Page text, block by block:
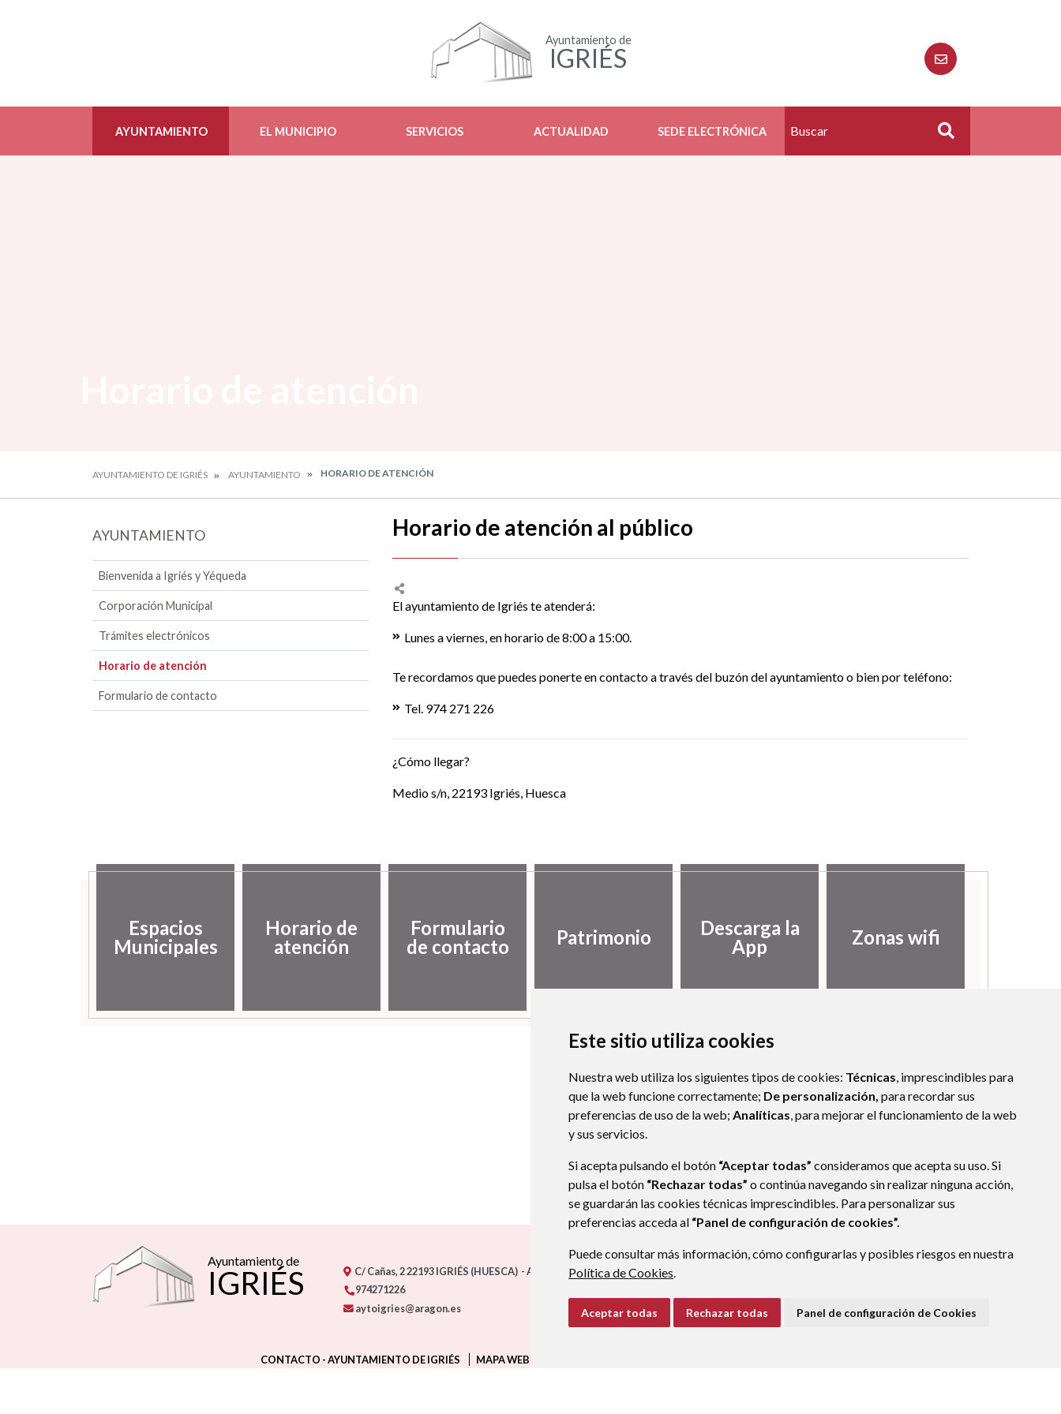
Este sitio utiliza cookies
Nuestra web utiliza los siguientes tipos de cookies: Técnicas, imprescindibles para
que la web funcione correctamente; De personalización, para recordar sus
preferencias de uso de la web; Analíticas, para mejorar el funcionamiento de la web
y sus servicios.
Si acepta pulsando el botón “Aceptar todas” consideramos que acepta su uso. Si
pulsa el botón “Rechazar todas” o continúa navegando sin realizar ninguna acción,
se guardarán las cookies técnicas imprescindibles. Para personalizar sus
preferencias acceda al “Panel de configuración de cookies”.
Puede consultar más información, cómo configurarlas y posibles riesgos en nuestra
Política de Cookies.
Aceptar todas Rechazar todas Panel de configuración de Cookies
Ayuntamiento de
IGRIÉS
AYUNTAMIENTO EL MUNICIPIO SERVICIOS ACTUALIDAD SEDE ELECTRÓNICA Buscar
AYUNTAMIENTO DE IGRIÉS AYUNTAMIENTO HORARIO DE ATENCIÓN
AYUNTAMIENTO
Bienvenida a Igriés y Yéqueda
Corporación Municipal
Trámites electrónicos
Horario de atención
Formulario de contacto
Horario de atención al público
El ayuntamiento de Igriés te atenderá:
Lunes a viernes, en horario de 8:00 a 15:00.
Te recordamos que puedes ponerte en contacto a través del buzón del ayuntamiento o bien por teléfono:
Tel. 974 271 226
¿Cómo llegar?
Medio s/n, 22193 Igriés, Huesca
Espacios
Municipales
Horario de
atención
Formulario
de contacto
Patrimonio
Descarga la
App
Zonas wifi
Ayuntamiento de
IGRIÉS C/ Cañas, 222193IGRIÉS (HUESCA) - ARAGÓN(ESPAÑA)
974271226
aytoigries@aragon.es
CONTACTO - AYUNTAMIENTO DE IGRIÉS MAPA WEB